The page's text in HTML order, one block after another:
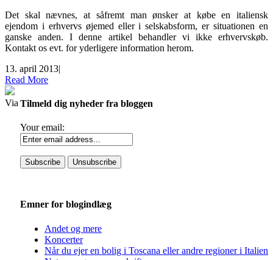
Det skal nævnes, at såfremt man ønsker at købe en italiensk
ejendom i erhvervs øjemed eller i selskabsform, er situationen en
ganske anden. I denne artikel behandler vi ikke erhvervskøb.
Kontakt os evt. for yderligere information herom.
13. april 2013|
Read More
Tilmeld dig nyheder fra bloggen
Your email:
Emner for blogindlæg
Andet og mere
Koncerter
Når du ejer en bolig i Toscana eller andre regioner i Italien
Via